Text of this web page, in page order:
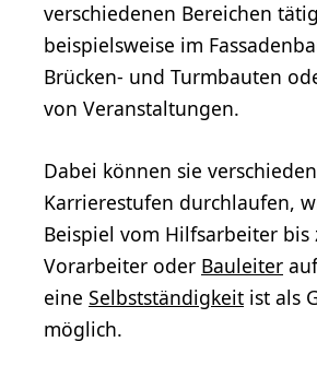
verschiedenen Bereichen
beispielsweise im
Brücken- und Turmbauten
von Veranstaltungen.
Dabei können sie
Karrierestufen durchlaufen,
Beispiel vom Hilfsarbeiter bis
Vorarbeiter oder Bauleiter
eine Selbstständigkeit ist als
möglich.